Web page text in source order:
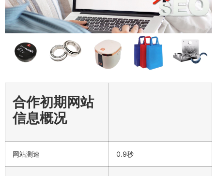
合作初期网站
信息概况
网站测速 0.9秒